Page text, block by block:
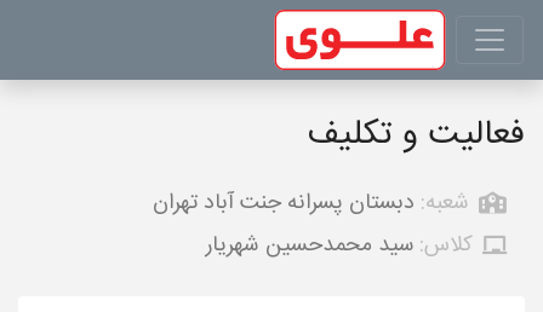
فعالیت و تکلیف
شعبه: دبستان پسرانه جنت آباد تهران
کلاس: سید محمدحسین شهریار